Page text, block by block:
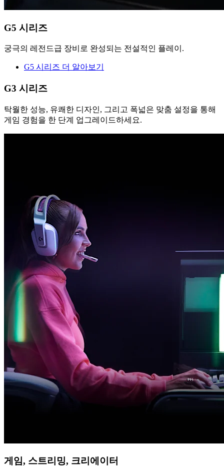
G5 시리즈
궁극의 레전드급 장비로 완성되는 전설적인 플레이.
G5 시리즈 더 알아보기
G3 시리즈
탁월한 성능, 유쾌한 디자인, 그리고 폭넓은 맞춤 설정을 통해
게임 경험을 한 단계 업그레이드하세요.
게임, 스트리밍, 크리에이터